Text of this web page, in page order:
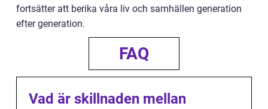
fortsätter att berika våra liv och samhällen generation
efter generation.
FAQ
Vad är skillnaden mellan